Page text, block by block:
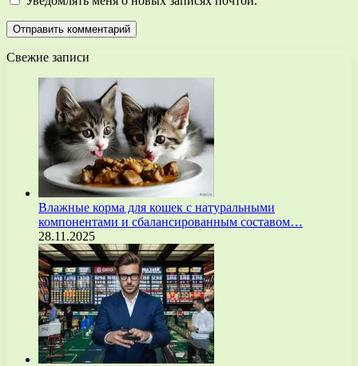
Свежие записи
Влажные корма для кошек с натуральными
компонентами и сбалансированным составом…
28.11.2025